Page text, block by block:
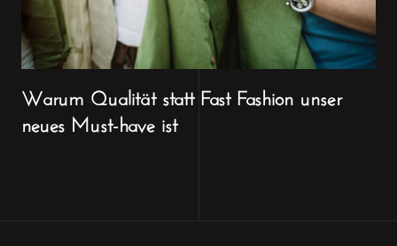
Warum Qualität statt Fast Fashion unser
neues Must-have ist